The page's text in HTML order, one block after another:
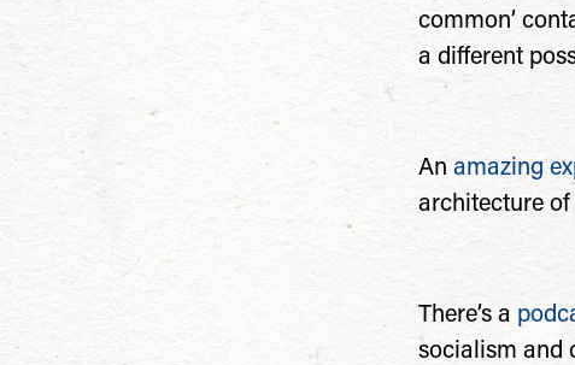
common’
a different
Anamazing
architecture
There’s a
socialism and